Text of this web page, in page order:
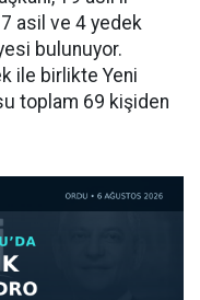
asil ve 4 yedek
bulunuyor.
ile birlikte Yeni
toplam 69 kişiden